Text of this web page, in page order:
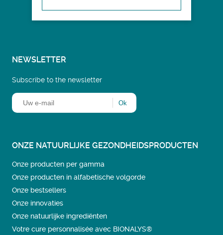
NEWSLETTER
Subscribe to the newsletter
ONZE NATUURLIJKE GEZONDHEIDSPRODUCTEN
Onze producten per gamma
Onze producten in alfabetische volgorde
Onze bestsellers
Onze innovaties
Onze natuurlijke ingrediënten
Votre cure personnalisée avec BIONALYS®